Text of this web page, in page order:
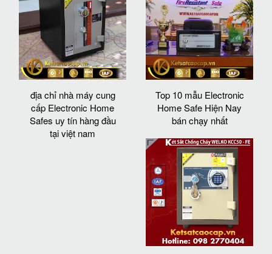
địa chỉ nhà máy cung
cấp Electronic Home
Safes uy tín hàng đầu
tại việt nam
Top 10 mẫu Electronic
Home Safe Hiện Nay
bán chạy nhất